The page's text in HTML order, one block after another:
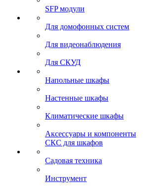
SFP модули
Для домофонных систем
Для видеонаблюдения
Для СКУД
Напольные шкафы
Настенные шкафы
Климатические шкафы
Аксессуары и компоненты
СКС для шкафов
Садовая техника
Инструмент